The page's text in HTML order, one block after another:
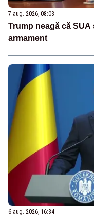
7 aug. 2026, 08:03
Trump neagă că
armament
6 aug. 2026, 16:34